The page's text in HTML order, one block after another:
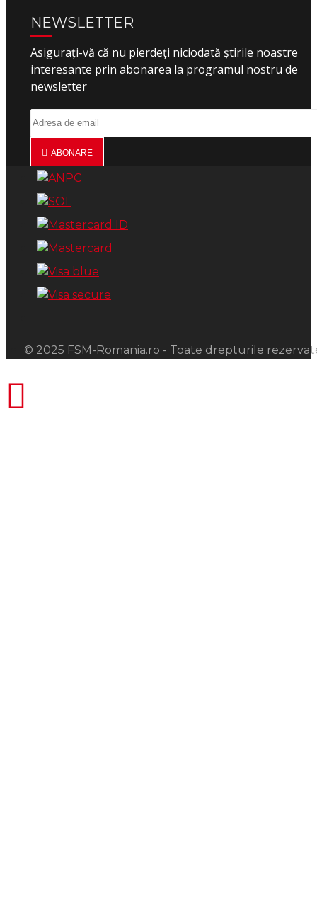
NEWSLETTER
Asigurați-vă că nu pierdeți niciodată știrile noastre
interesante prin abonarea la programul nostru de
newsletter
ABONARE
© 2025 FSM-Romania.ro - Toate drepturile